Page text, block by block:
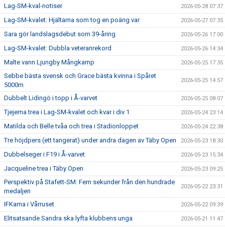
Lag-SM-kval-notiser 2026-05-28 07:37
Lag-SM-kvalet: Hjältarna som tog en poäng var 2026-05-27 07:35
Sara gör landslagsdebut som 39-åring 2026-05-26 17:00
Lag-SM-kvalet: Dubbla veteranrekord 2026-05-26 14:34
Malte vann Ljungby Mångkamp 2026-05-25 17:35
Sebbe bästa svensk och Grace bästa kvinna i Spåret
5000m
2026-05-25 14:57
Dubbelt Lidingö i topp i Å-varvet 2026-05-25 08:07
Tjejerna trea i Lag-SM-kvalet och kvar i div 1 2026-05-24 23:14
Matilda och Belle tvåa och trea i Stadionloppet 2026-05-24 22:38
Tre höjdpers (ett tangerat) under andra dagen av Täby Open 2026-05-23 18:30
Dubbelseger i F19 i Å-varvet 2026-05-23 15:34
Jacqueline trea i Täby Open 2026-05-23 09:25
Perspektiv på Stafett-SM: Fem sekunder från den hundrade
medaljen
2026-05-22 23:31
IFKarna i Vårruset 2026-05-22 09:39
Elitsatsande Sandra ska lyfta klubbens unga 2026-05-21 11:47